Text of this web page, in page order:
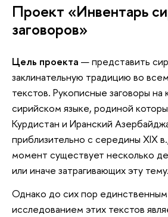
Проект «Инвентарь
заговоров»
Цель проекта — представить
заклинательную традицию во
текстов. Рукописные заговоры на
сирийском языке, родиной
Курдистан и Иранский
приблизительно с середины XIX
момент существует несколько
или иначе затрагивающих эту тему.
Однако до сих пор
исследованием этих текстов